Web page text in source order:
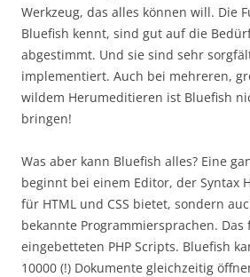
Werkzeug, das alles können will. Die
Bluefish kennt, sind gut auf die
abgestimmt. Und sie sind sehr
implementiert. Auch bei mehreren,
wildem Herumeditieren ist Bluefish
bringen!
Was aber kann Bluefish alles? Eine
beginnt bei einem Editor, der Syntax
für HTML und CSS bietet, sondern
bekannte Programmiersprachen.
eingebetteten PHP Scripts. Bluefish
10000 (!) Dokumente gleichzeitig